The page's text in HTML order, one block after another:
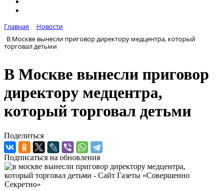
Главная
Новости
В Москве вынесли приговор директору медцентра, который
торговал детьми
В Москве вынесли приговор
директору медцентра,
который торговал детьми
Поделиться
Подписаться на обновления